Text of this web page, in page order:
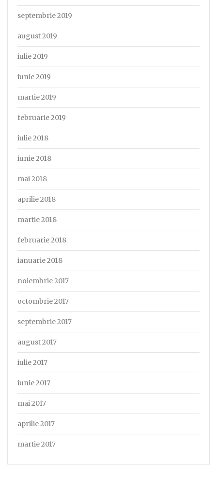
septembrie 2019
august 2019
iulie 2019
iunie 2019
martie 2019
februarie 2019
iulie 2018
iunie 2018
mai 2018
aprilie 2018
martie 2018
februarie 2018
ianuarie 2018
noiembrie 2017
octombrie 2017
septembrie 2017
august 2017
iulie 2017
iunie 2017
mai 2017
aprilie 2017
martie 2017